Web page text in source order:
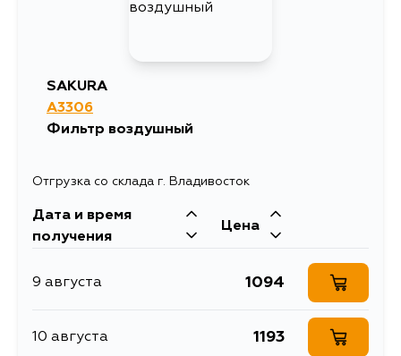
SAKURA
A3306
Фильтр воздушный
Отгрузка со склада г. Владивосток
Дата и время
получения
Цена
9 августа 1094
10 августа 1193